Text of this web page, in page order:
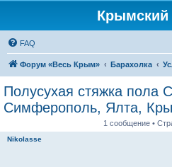
FAQ
Форум «Весь Крым» Барахолка
Полусухая стяжка пола
Симферополь, Ялта,
1 сообщение •
Nikolasse